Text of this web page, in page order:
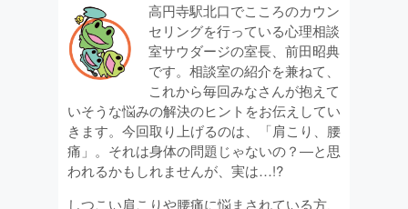
高円寺駅北口でこころのカウン
セリングを行っている心理相談
室サウダージの室長、前田昭典
です。相談室の紹介を兼ねて、
これから毎回みなさんが抱えて
いそうな悩みの解決のヒントをお伝えしてい
きます。今回取り上げるのは、「肩こり、腰
痛」。それは身体の問題じゃないの？―と思
われるかもしれませんが、実は…!?
しつこい肩こりや腰痛に悩まされている方、